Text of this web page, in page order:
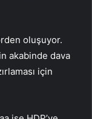
oluşuyor.
akabinde dava
için